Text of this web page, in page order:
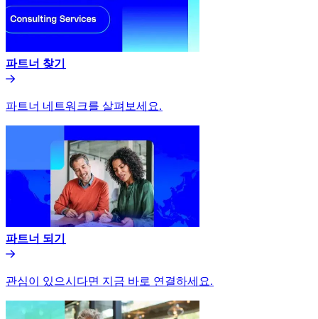
파트너 찾기​​
파트너 네트워크를 살펴보세요.​​
파트너 되기​​
관심이 있으시다면 지금 바로 연결하세요.​​